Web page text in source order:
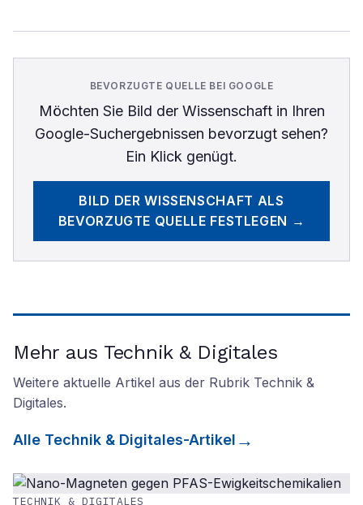
BEVORZUGTE QUELLE BEI GOOGLE
Möchten Sie Bild der Wissenschaftin Ihren
Google-Suchergebnissen bevorzugt sehen?
Ein Klick genügt.
BILD DER WISSENSCHAFT ALS
BEVORZUGTE QUELLE FESTLEGEN →
Mehr aus Technik & Digitales
Weitere aktuelle Artikel aus der Rubrik Technik &
Digitales.
Alle Technik & Digitales-Artikel
TECHNIK & DIGITALES